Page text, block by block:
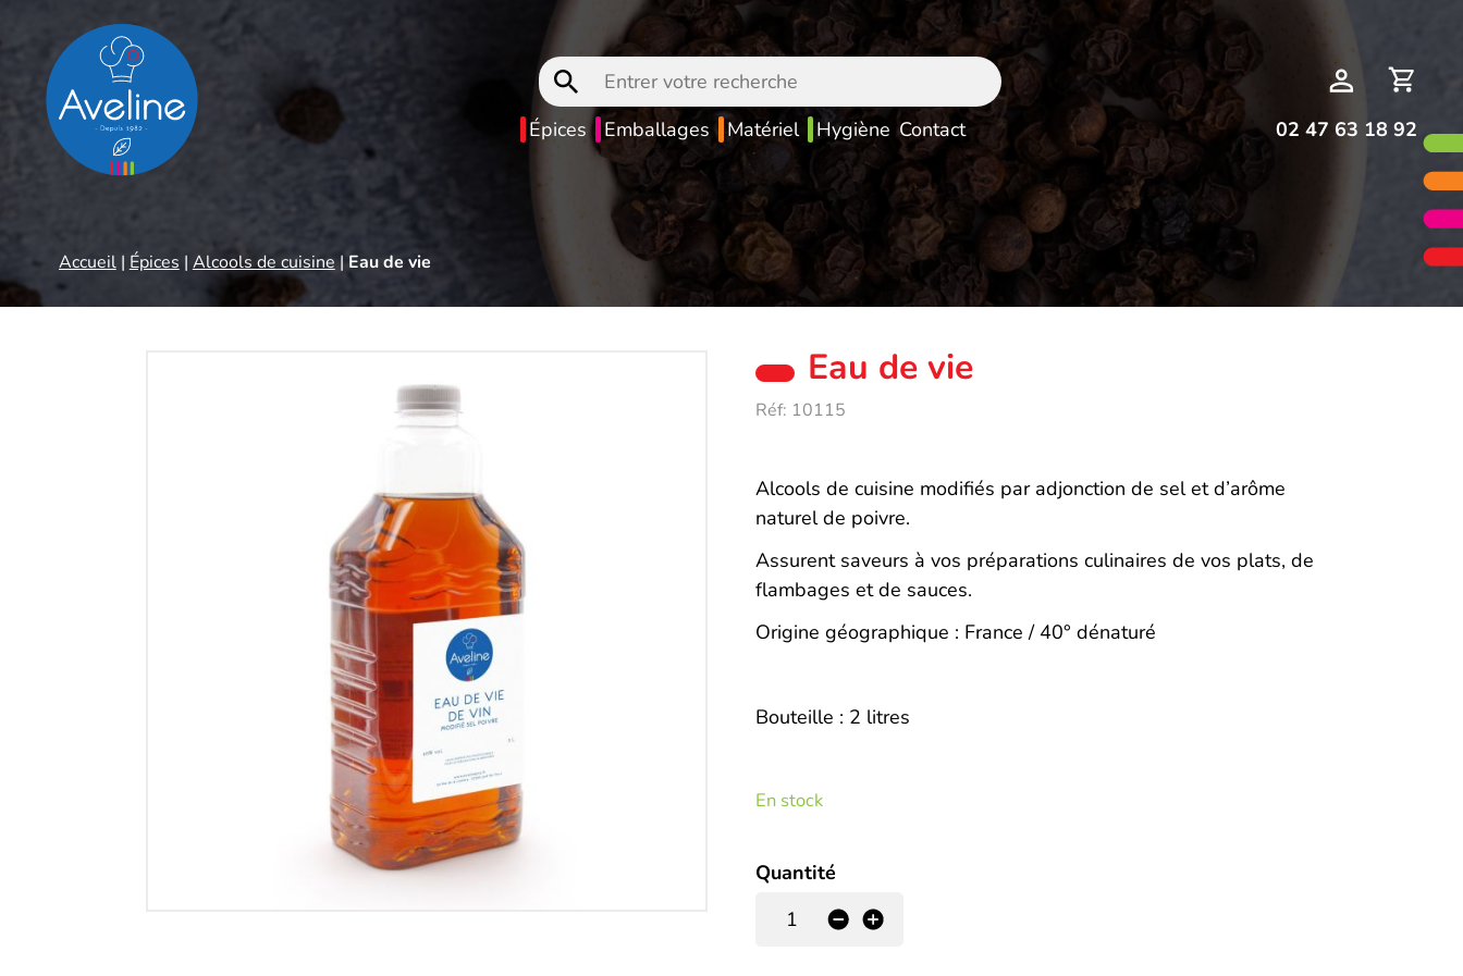
Entrer
votre
recherche
Mon
devis
Épices Emballages Matériel Hygiène Contact 02 47 63 18 92
Accueil| Épices | Alcools de cuisine| Eau de vie
Eau de vie
Réf: 10115
Description
Alcools de cuisine modifiés par adjonction de sel et d’arôme
naturel de poivre.
Assurent saveurs à vos préparations culinaires de vos plats, de
flambages et de sauces.
Origine géographique : France / 40° dénaturé
Bouteille : 2 litres
En stock
Quantité
+
-
Panneau de gestion des cookies